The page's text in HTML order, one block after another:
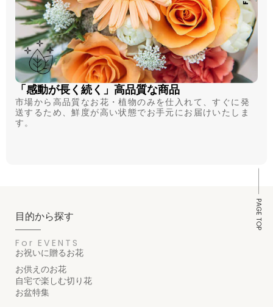
「感動が長く続く」高品質な商品
市場から高品質なお花・植物のみを仕入れて、すぐに発
送するため、鮮度が高い状態でお手元にお届けいたしま
す。
PAGE TOP
目的から探す
For EVENTS
お祝いに贈るお花
お供えのお花
自宅で楽しむ切り花
お盆特集